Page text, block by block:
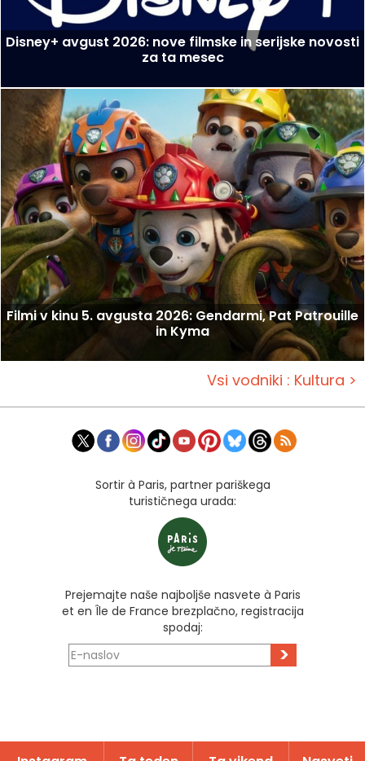
Disney+ avgust 2026: nove filmske in serijske novosti
za ta mesec
Filmi v kinu 5. avgusta 2026: Gendarmi, Pat Patrouille
in Kyma
Vsi vodniki : Kultura >
Sortir à Paris, partner pariškega
turističnega urada:
Prejemajte naše najboljše nasvete à Paris
et en Île de France brezplačno, registracija
spodaj:
>